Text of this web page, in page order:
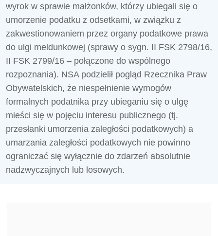
wyrok w sprawie małżonków, którzy ubiegali się o
umorzenie podatku z odsetkami, w związku z
zakwestionowaniem przez organy podatkowe prawa
do ulgi meldunkowej (sprawy o sygn. II FSK 2798/16,
II FSK 2799/16 – połączone do wspólnego
rozpoznania). NSA podzielił pogląd Rzecznika Praw
Obywatelskich, że niespełnienie wymogów
formalnych podatnika przy ubieganiu się o ulgę
mieści się w pojęciu interesu publicznego (tj.
przesłanki umorzenia zaległości podatkowych) a
umarzania zaległości podatkowych nie powinno
ograniczać się wyłącznie do zdarzeń absolutnie
nadzwyczajnych lub losowych.